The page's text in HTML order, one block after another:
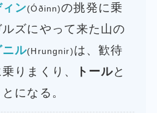
ン(Óðinn)の挑発に乗
ズにやって来た山の
ニル(Hrungnir)は、歓待
りまくり、
トールと
になる。